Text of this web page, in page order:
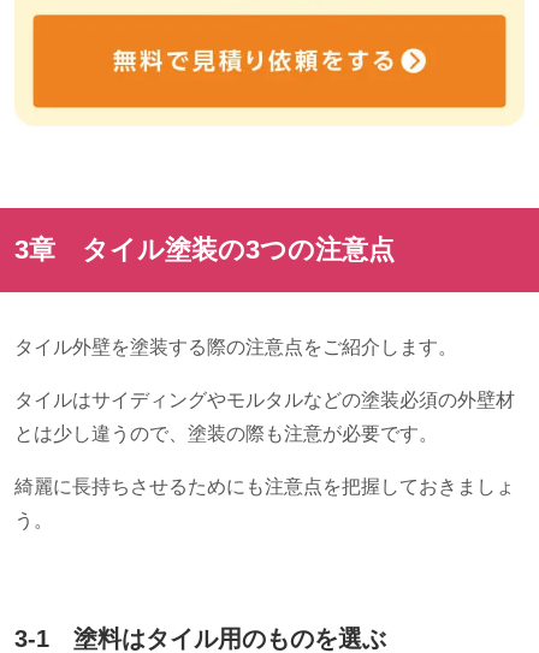
3章 タイル塗装の3つの注意点
タイル外壁を塗装する際の注意点をご紹介します。
タイルはサイディングやモルタルなどの塗装必須の外壁材
とは少し違うので、塗装の際も注意が必要です。
綺麗に長持ちさせるためにも注意点を把握しておきましょ
う。
3-1 塗料はタイル用のものを選ぶ